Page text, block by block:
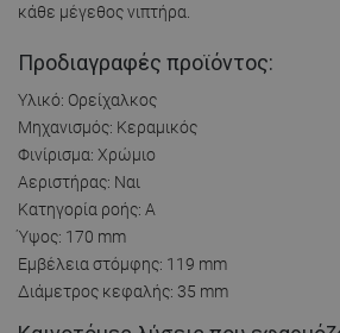
κάθε μέγεθος νιπτήρα.
Προδιαγραφές προϊόντος:
Υλικό: Ορείχαλκος
Μηχανισμός: Κεραμικός
Φινίρισμα: Χρώμιο
Αεριστήρας: Ναι
Κατηγορία ροής: Α
Ύψος: 170 mm
Εμβέλεια στόμφης: 119 mm
Διάμετρος κεφαλής: 35 mm